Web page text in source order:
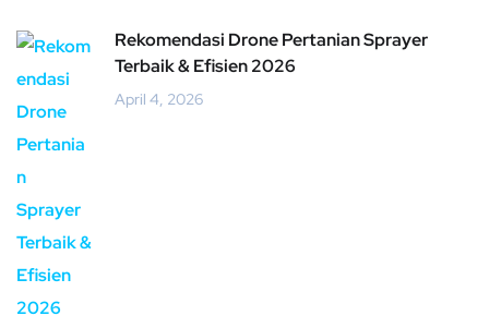
Rekomendasi Drone Pertanian Sprayer
Terbaik & Efisien 2026
April 4, 2026